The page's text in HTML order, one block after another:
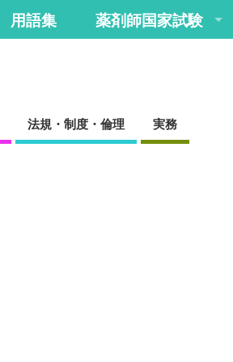
用語集 薬剤師国家試験
法規・制度・倫理 実務